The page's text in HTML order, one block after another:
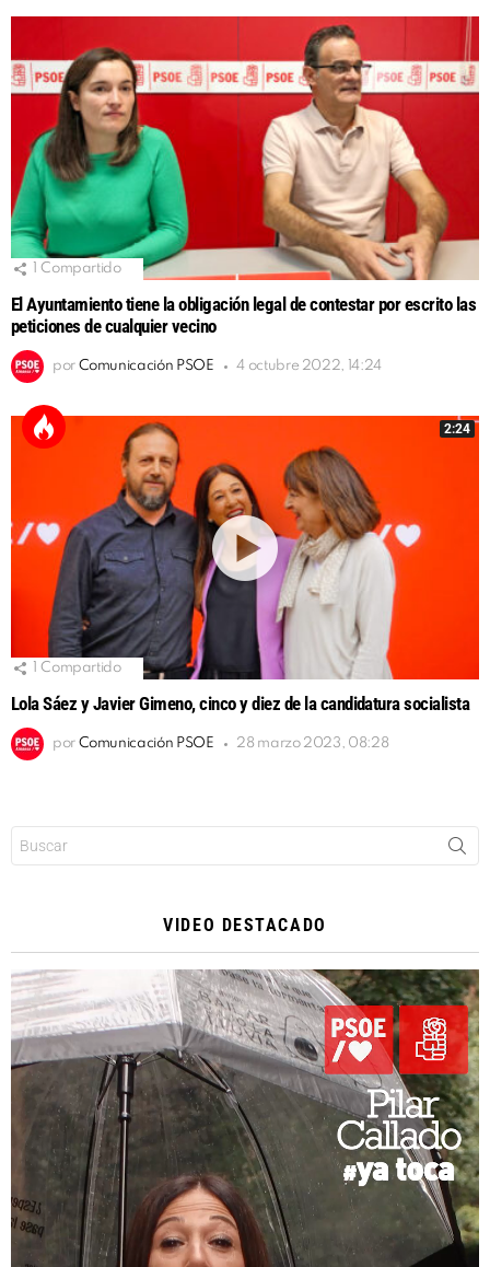
Compartido
El Ayuntamiento tiene la obligación legal de contestar por escrito las
peticiones de cualquier vecino
por Comunicación PSOE 4 octubre 2022, 14:24
2:24
Compartido
Lola Sáez y Javier Gimeno, cinco y diez de la candidatura socialista
por Comunicación PSOE 28 marzo 2023, 08:28
VIDEO DESTACADO
Reproductor
de
vídeo